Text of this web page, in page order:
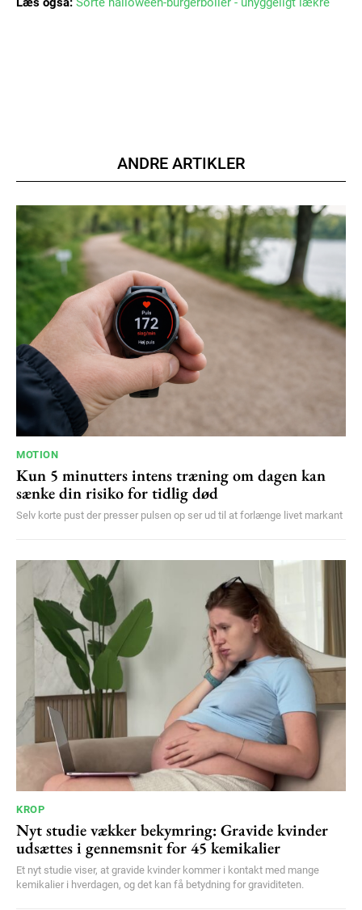
ANDRE ARTIKLER
MOTION
Kun 5 minutters intens træning om dagen kan
sænke din risiko for tidlig død
Selv korte pust der presser pulsen op ser ud til at forlænge livet markant
KROP
Nyt studie vækker bekymring: Gravide kvinder
udsættes i gennemsnit for 45 kemikalier
Et nyt studie viser, at gravide kvinder kommer i kontakt med mange
kemikalier i hverdagen, og det kan få betydning for graviditeten.